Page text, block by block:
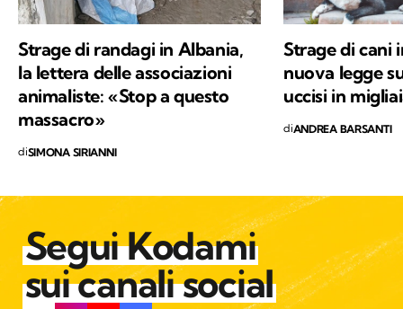
Strage di randagi in Albania,
la lettera delle associazioni
animaliste: «Stop a questo
massacro»
diSIMONA SIRIANNI
Strage di cani
nuova legge
uccisi in
diANDREA BARSANTI
Segui Kodami
sui canali social